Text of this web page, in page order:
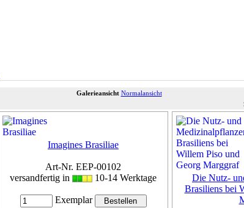
Galerieansicht Normalansicht
Imagines Brasiliae
Art-Nr. EEP-00102
versandfertig in
10-14 Werktage
Exemplar
Die Nutz-
Brasiliens bei